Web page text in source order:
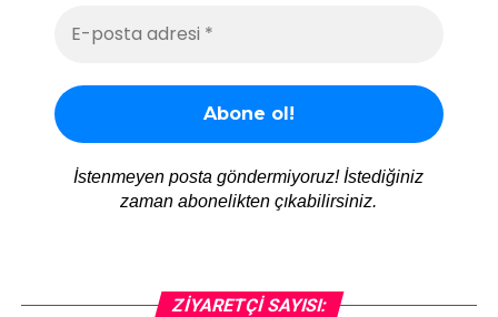
İstenmeyen posta göndermiyoruz! İstediğiniz
zaman abonelikten çıkabilirsiniz.
ZIYARETÇI SAYISI: